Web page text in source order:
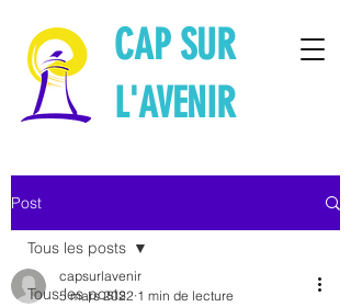
CAP SUR
L'AVENIR
Post
Tous les posts
Tous les posts
capsurlavenir
5 mars 2022 1 min de lecture